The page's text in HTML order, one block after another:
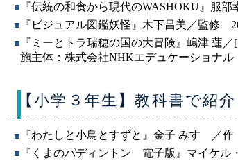
『伝統の和食から現代のWASHOKU』服
『ビジュアル図鑑妖怪』木下昌美／監修
『ミーとトラ瑞穂の国の大冒険』嶋津
施主体：株式会社NHKエデュケーショナル
【小学３年生】教科書で紹
『わたしと小鳥とすずと』金子 みすゞ／
『くまのパディントン 電子版』マイケ